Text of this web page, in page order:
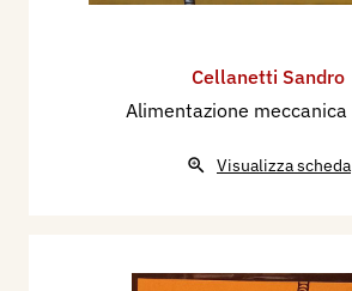
Cellanetti Sandro
Alimentazione meccanica
Visualizza scheda